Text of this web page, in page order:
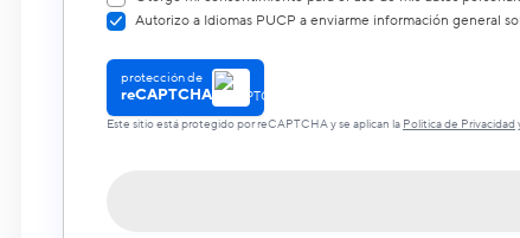
Autorizo a Idiomas PUCP a enviarme información general
protección de
reCAPTCHA
Este sitio está protegido por reCAPTCHA y se aplican la Política de Privacidad